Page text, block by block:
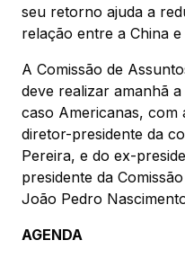
seu retorno ajuda a
relação entre a China
A Comissão de
deve realizar amanhã
caso Americanas, com
diretor-presidente da
Pereira, e do ex-
presidente da
João Pedro
AGENDA